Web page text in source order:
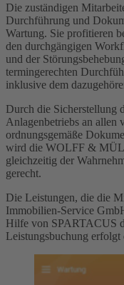
Die zuständigen
Durchführung und
Wartung. Sie profitieren
den durchgängigen
und der
termingerechten
inklusive dem
Durch die Sicherstellung
Anlagenbetriebs an allen
ordnungsgemäße
wird die WOLFF &
gleichzeitig der
gerecht.
Die Leistungen, die die
Immobilien-Service
Hilfe von SPARTACUS
Leistungsbuchung erfolgt